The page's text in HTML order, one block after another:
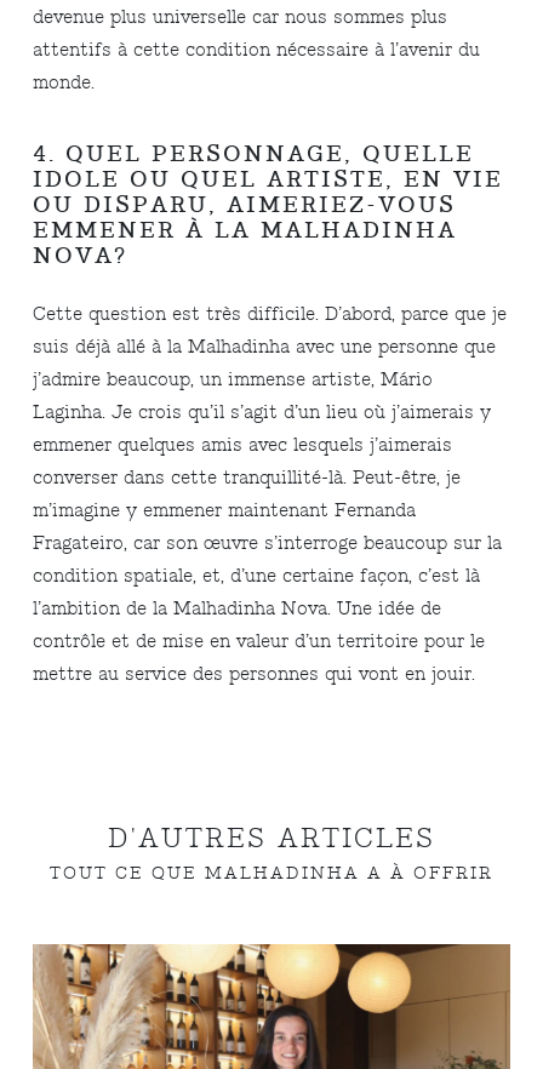
devenue plus universelle car nous sommes plus
attentifs à cette condition nécessaire à l’avenir du
monde.
4. QUEL PERSONNAGE, QUELLE
IDOLE OU QUEL ARTISTE, EN VIE
OU DISPARU, AIMERIEZ-VOUS
EMMENER À LA MALHADINHA
NOVA?
Cette question est très difficile. D’abord, parce que je
suis déjà allé à la Malhadinha avec une personne que
j’admire beaucoup, un immense artiste, Mário
Laginha. Je crois qu’il s’agit d’un lieu où j’aimerais y
emmener quelques amis avec lesquels j’aimerais
converser dans cette tranquillité-là. Peut-être, je
m’imagine y emmener maintenant Fernanda
Fragateiro, car son œuvre s’interroge beaucoup sur la
condition spatiale, et, d’une certaine façon, c’est là
l’ambition de la Malhadinha Nova. Une idée de
contrôle et de mise en valeur d’un territoire pour le
mettre au service des personnes qui vont en jouir.
D'AUTRES ARTICLES
TOUT CE QUE MALHADINHA A À OFFRIR